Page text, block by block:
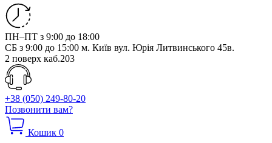
ПН–ПТ з 9:00 до 18:00
СБ з 9:00 до 15:00 м. Київ вул. Юрія Литвинського 45в.
2 поверх каб.203
+38 (050) 249-80-20
Позвонити вам?
Кошик 0